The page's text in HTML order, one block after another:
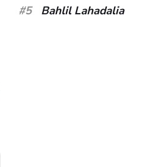
#5
Bahlil Lahadalia